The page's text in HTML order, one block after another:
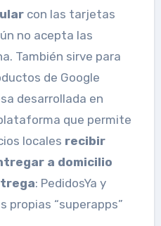
con las tarjetas
no acepta las
También sirve para
de Google
desarrollada en
que permite
locales recibir
a domicilio
: PedidosYa y
propias “superapps”